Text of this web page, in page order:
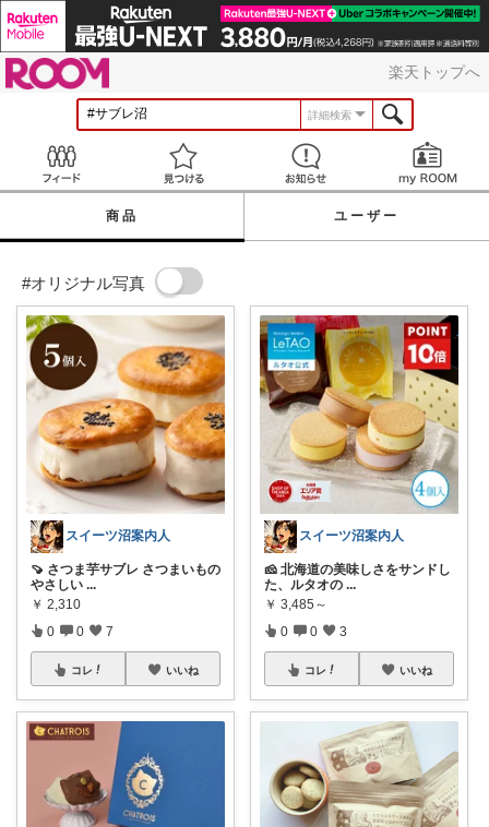
楽天トップへ
詳細検索
見つける お知らせ
商品 ユーザー
#オリジナル写真
スイーツ沼案内人
🍠 さつま芋サブレ さつまいもの
やさしい ...
￥ 2,310
0 0 7
コレ いいね
スイーツ沼案内人
🧀 北海道の美味しさをサンドし
た、ルタオの ...
￥ 3,485～
0 0 3
コレ いいね